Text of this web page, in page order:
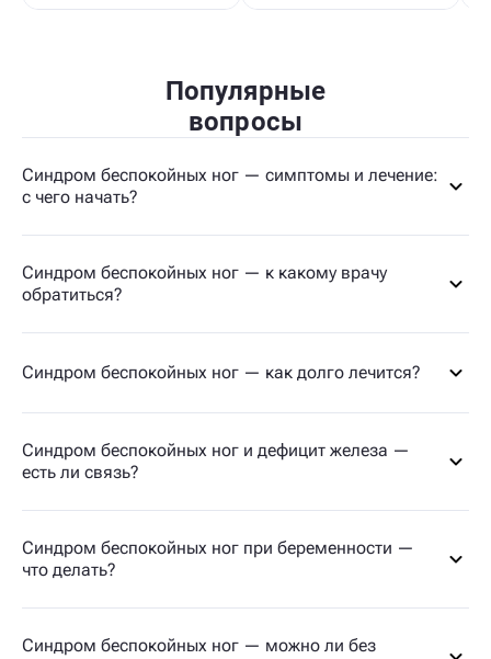
Популярные
вопросы
Синдром беспокойных ног — симптомы и лечение:
с чего начать?
Синдром беспокойных ног — к какому врачу
обратиться?
Синдром беспокойных ног — как долго лечится?
Синдром беспокойных ног и дефицит железа —
есть ли связь?
Синдром беспокойных ног при беременности —
что делать?
Синдром беспокойных ног — можно ли без